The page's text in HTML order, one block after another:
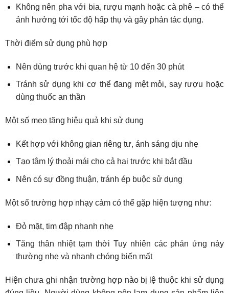
Không nên pha với bia, rượu mạnh hoặc cà phê – có thể
ảnh hưởng tới tốc độ hấp thụ và gây phản tác dụng.
Thời điểm sử dụng phù hợp
Nên dùng trước khi quan hệ từ 10 đến 30 phút
Tránh sử dụng khi cơ thể đang mệt mỏi, say rượu hoặc
dùng thuốc an thần
Một số mẹo tăng hiệu quả khi sử dụng
Kết hợp với không gian riêng tư, ánh sáng dịu nhẹ
Tạo tâm lý thoải mái cho cả hai trước khi bắt đầu
Nên có sự đồng thuận, tránh ép buộc sử dụng
Một số trường hợp nhạy cảm có thể gặp hiện tượng như:
Đỏ mặt, tim đập nhanh nhẹ
Tăng thân nhiệt tạm thời Tuy nhiên các phản ứng này
thường nhẹ và nhanh chóng biến mất
Hiện chưa ghi nhận trường hợp nào bị lệ thuộc khi sử dụng